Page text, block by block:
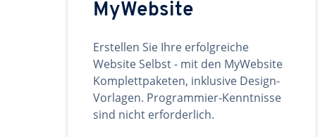
MyWebsite
Erstellen Sie Ihre erfolgreiche
Website Selbst - mit den MyWebsite
Komplettpaketen, inklusive Design-
Vorlagen. Programmier-Kenntnisse
sind nicht erforderlich.